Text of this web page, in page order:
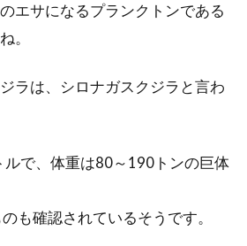
エサになるプランクトンである
。
ラは、シロナガスクジラと言わ
で、体重は80～190トンの巨体
も確認されているそうです。